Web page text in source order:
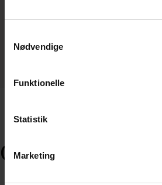
Nødvendige
Funktionelle
Statistik
Marketing
Ofte købt